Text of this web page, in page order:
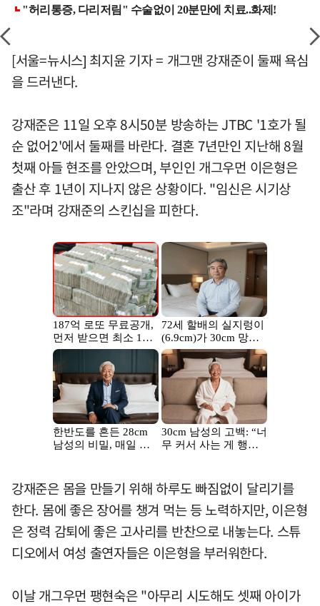
[서울=뉴시스] 최지윤 기자 = 개그맨 강재준이 둘째 욕심
을 드러낸다.
강재준은 11일 오후 8시50분 방송하는 JTBC '1호가 될
순 없어2'에서 둘째를 바란다. 결혼 7년만인 지난해 8월
첫째 아들 현조를 안았으며, 부인인 개그우먼 이은형은
출산 후 1년이 지나지 않은 상황이다. "임신은 시기상
조"라며 강재준의 스킨십을 피한다.
강재준은 몸을 만들기 위해 하루도 빠짐없이 달리기를
한다. 몸에 좋은 장어를 챙겨 먹는 등 노력하지만, 이은형
은 정력 감퇴에 좋은 고사리를 반찬으로 내놓는다. 스튜
디오에서 여성 출연자들은 이은형을 부러워한다.
이날 개그우먼 팽현숙은 "아무리 시도해도 셋째 아이가